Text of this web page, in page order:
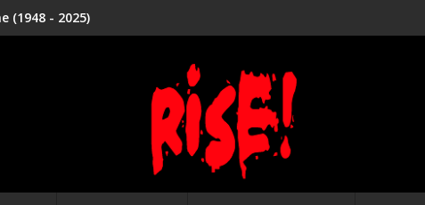
(1948 - 2025)